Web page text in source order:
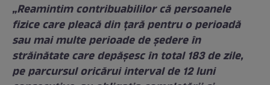
„Reamintim contribuabililor că persoanele
fizice care pleacă din ţară pentru o perioadă
sau mai multe perioade de şedere în
străinătate care depăşesc în total 183 de zile,
pe parcursul oricărui interval de 12 luni